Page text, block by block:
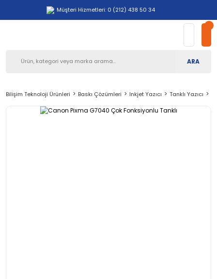
Müşteri Hizmetleri: 0 (212) 438 50 34
ARA
Bilişim Teknoloji Ürünleri Baskı Çözümleri Inkjet Yazıcı Tanklı Yazıcı